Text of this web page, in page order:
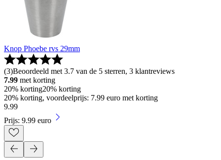
Knop Phoebe rvs 29mm
(3)Beoordeeld met 3.7 van de 5 sterren, 3 klantreviews
7.99 met korting
20% korting20% korting
20% korting, voordeelprijs: 7.99 euro met korting
9.99
Prijs: 9.99 euro